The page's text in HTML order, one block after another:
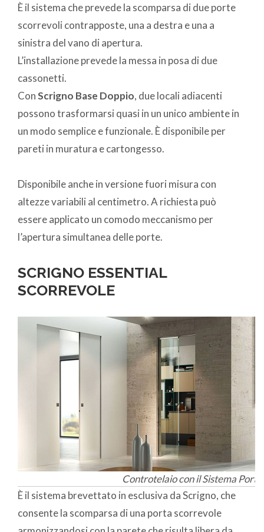
È il sistema che prevede la scomparsa di due porte
scorrevoli contrapposte, una a destra e una a
sinistra del vano di apertura.
L’installazione prevede la messa in posa di due
cassonetti.
ConScrigno Base Doppio, due locali adiacenti
possono trasformarsi quasi in un unico ambiente in
un modo semplice e funzionale. È disponibile per
pareti in muratura e cartongesso.
Disponibile anche in versione fuori misura con
altezze variabili al centimetro. A richiesta può
essere applicato un comodo meccanismo per
l’apertura simultanea delle porte.
SCRIGNO ESSENTIAL
SCORREVOLE
Controtelaio con il Sistema
È il sistema brevettato in esclusiva da Scrigno, che
consente la scomparsa di una porta scorrevole